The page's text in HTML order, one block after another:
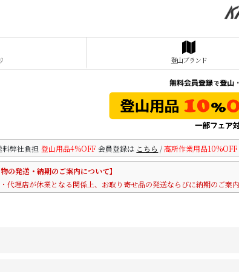
登山ブランド
弊社負担 登山用品4%OFF 会員登録は こちら /高所作業用品10%OFF
の発送・納期のご案内について】
代理店が休業となる関係上、お取り寄せ品の発送ならびに納期のご